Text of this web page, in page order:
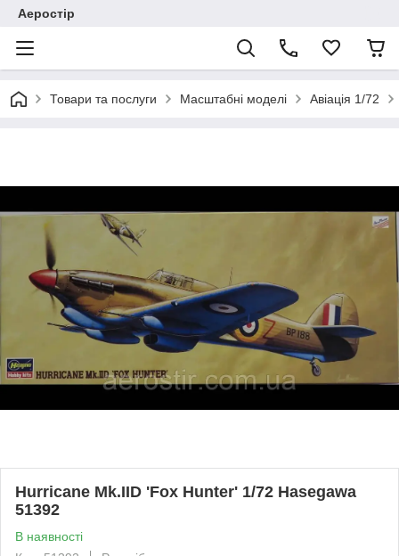
Аеростір
Товари та послуги Масштабні моделі Авіація 1/72
Hurricane Mk.IID 'Fox Hunter' 1/72 Hasegawa
51392
В наявності